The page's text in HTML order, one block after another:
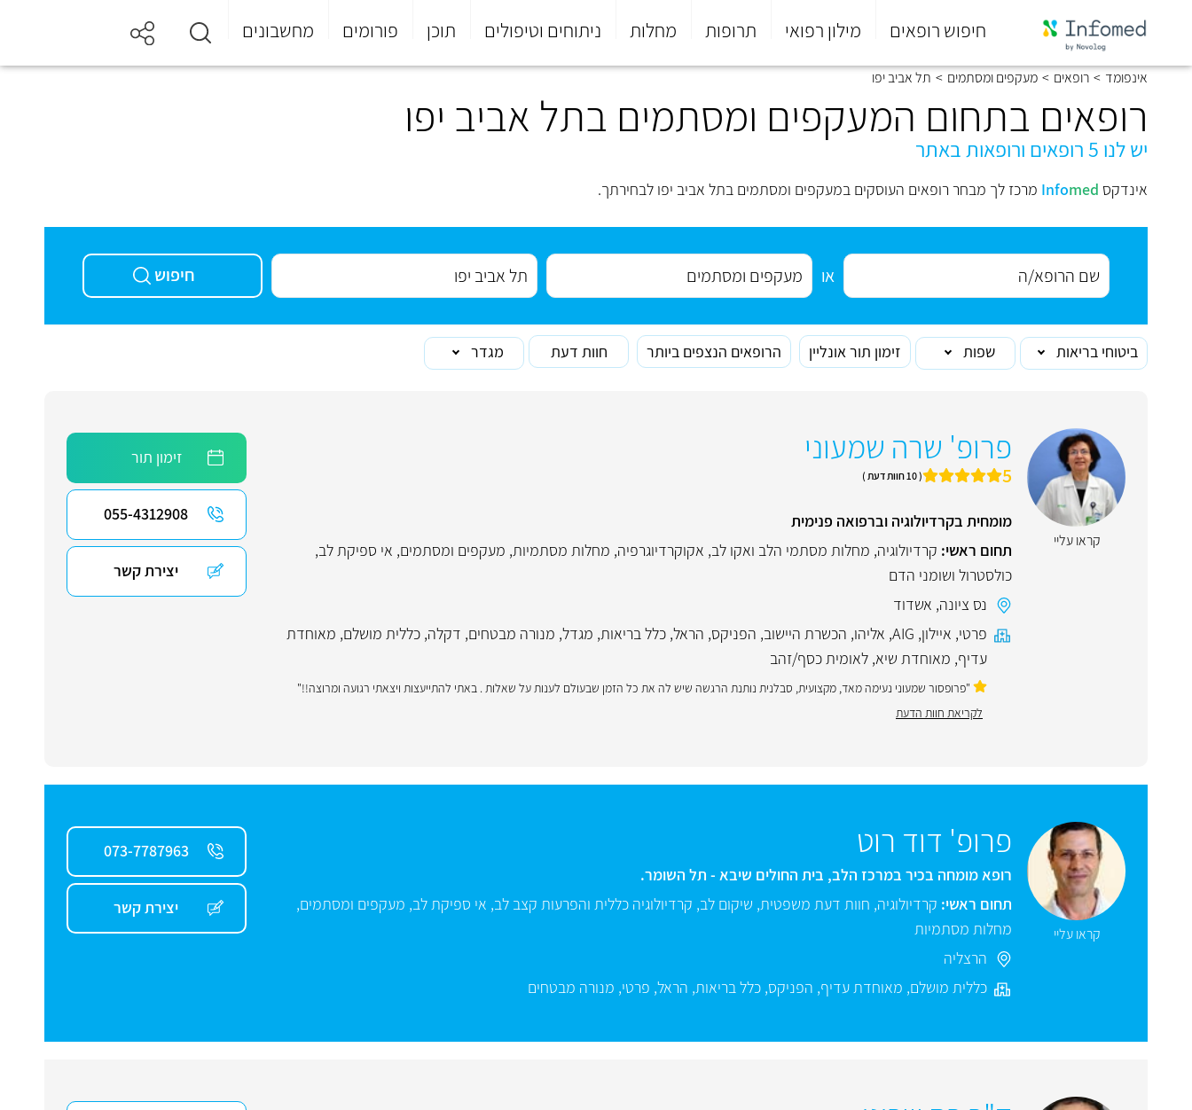
חיפוש רופאים מילון רפואי תרופות מחלות ניתוחים וטיפולים תוכן פורומים מחשבונים
סוף
התפריט
אינפומד > רופאים > מעקפים ומסתמים > תל אביב יפו
רופאים בתחום המעקפים ומסתמים בתל אביב יפו
יש לנו 5 רופאים ורופאות באתר
אינדקס Infomed מרכז לך מבחר רופאים העוסקים במעקפים ומסתמים בתל אביב יפו לבחירתך.
או חיפוש
ביטוחי בריאות שפות זימון תור אונליין הרופאים הנצפים ביותר חוות דעת מגדר
קראו עליי
פרופ' שרה שמעוני
5 ( 10 חוות דעת )
מומחית בקרדיולוגיה וברפואה פנימית
תחום ראשי: קרדיולוגיה, מחלות מסתמי הלב ואקו לב, אקוקרדיוגרפיה, מחלות מסתמיות, מעקפים ומסתמים, אי ספיקת לב,
כולסטרול ושומני הדם
נס ציונה, אשדוד
פרטי, איילון,
AIG
, אליהו, הכשרת היישוב, הפניקס, הראל, כלל בריאות, מגדל, מנורה מבטחים, דקלה, כללית מושלם, מאוחדת
עדיף, מאוחדת שיא, לאומית כסף/זהב
"פרופסור שמעוני נעימה מאד, מקצועית, סבלנית נותנת הרגשה שיש לה את כל הזמן שבעולם לענות על שאלות . באתי להתייעצות ויצאתי רגועה ומרוצה!!"
לקריאת חוות הדעת
זימון תור
055-4312908
יצירת קשר
קראו עליי
פרופ' דוד רוט
רופא מומחה בכיר במרכז הלב, בית החולים שיבא - תל השומר.
תחום ראשי: קרדיולוגיה, חוות דעת משפטית, שיקום לב, קרדיולוגיה כללית והפרעות קצב לב, אי ספיקת לב, מעקפים ומסתמים,
מחלות מסתמיות
הרצליה
כללית מושלם, מאוחדת עדיף, הפניקס, כלל בריאות, הראל, פרטי, מנורה מבטחים
073-7787963
יצירת קשר